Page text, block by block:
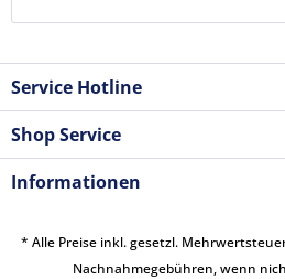
Service Hotline
Shop Service
Informationen
* Alle Preise inkl. gesetzl.
Nachnahmegebühren, wenn